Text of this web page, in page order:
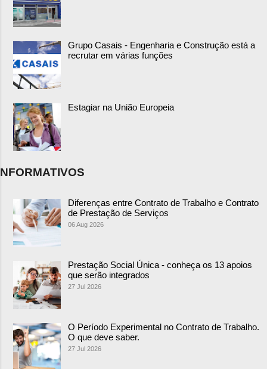
Grupo Casais - Engenharia e Construção está a
recrutar em várias funções
Estagiar na União Europeia
NFORMATIVOS
Diferenças entre Contrato de Trabalho e Contrato
de Prestação de Serviços
06 Aug 2026
Prestação Social Única - conheça os 13 apoios
que serão integrados
27 Jul 2026
O Período Experimental no Contrato de Trabalho.
O que deve saber.
27 Jul 2026